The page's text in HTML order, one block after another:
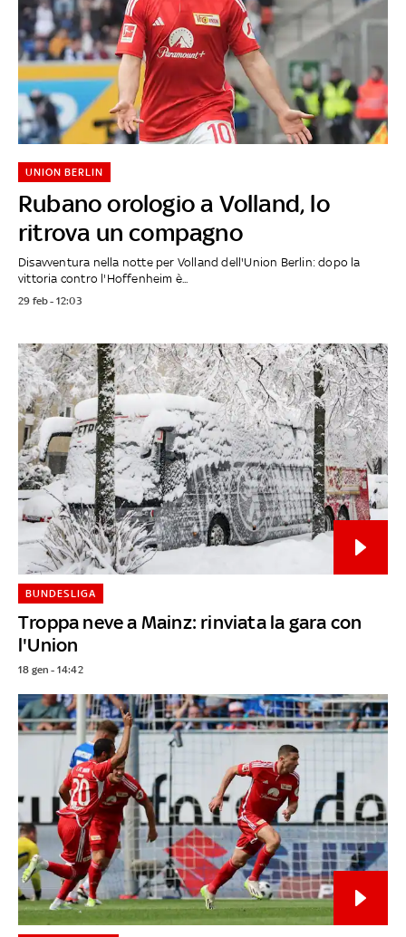
Rubano orologio a Volland, lo
ritrova un compagno
UNION BERLIN
Disavventura nella notte per Volland dell'Union Berlin: dopo la
vittoria contro l'Hoffenheim è...
29 feb - 12:03
Troppa neve a Mainz: rinviata la gara con
l'Union
BUNDESLIGA
18 gen - 14:42